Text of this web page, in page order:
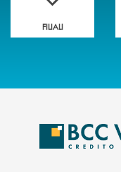
FILIALI